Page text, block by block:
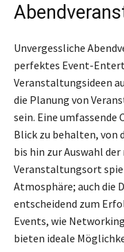
Unvergessliche
perfektes Event-
Veranstaltungsideen
die Planung von
sein. Eine
Blick zu behalten, von
bis hin zur Auswahl
Veranstaltungsort
Atmosphäre; auch die
entscheidend zum
Events, wie
bieten ideale